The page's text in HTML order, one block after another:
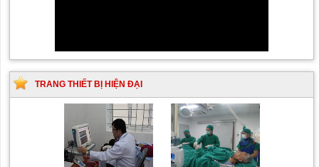
TRANG THIẾT BỊ HIỆN ĐẠI